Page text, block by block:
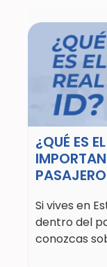
¿QUÉ ES
Si vives en
dentro del
conozcas